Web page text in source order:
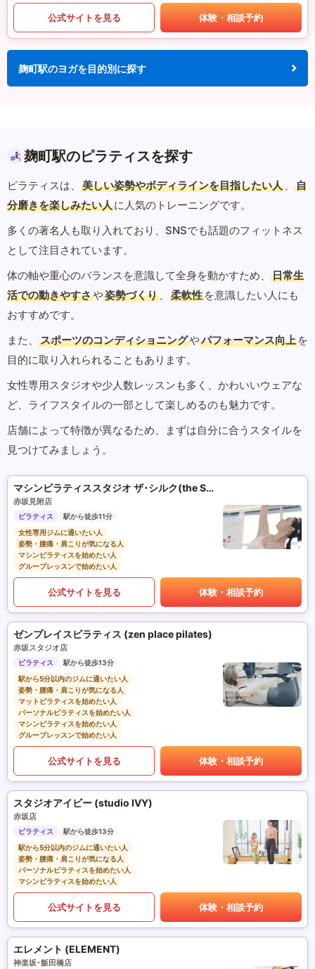
公式サイトを見る 体験・相談予約
麹町駅のヨガを目的別に探す
麹町駅のピラティスを探す
ピラティスは、 美しい姿勢やボディラインを目指したい人 、
自
分磨きを楽しみたい人に人気のトレーニングです。
多くの著名人も取り入れており、SNSでも話題のフィットネス
として注目されています。
体の軸や重心のバランスを意識して全身を動かすため、
日常生
活での動きやすさや姿勢づくり 、 柔軟性 を意識したい人にも
おすすめです。
また、
スポーツのコンディショニングやパフォーマンス向上 を
目的に取り入れられることもあります。
女性専用スタジオや少人数レッスンも多く、かわいいウェアな
ど、ライフスタイルの一部として楽しめるのも魅力です。
店舗によって特徴が異なるため、まずは自分に合うスタイルを
見つけてみましょう。
マシンピラティススタジオ ザ･シルク(the SILK)
赤坂見附店
ピラティス
駅から徒歩11分
女性専用ジムに通いたい人
姿勢・腰痛・肩こりが気になる人
マシンピラティスを始めたい人
グループレッスンで始めたい人
公式サイトを見る 体験・相談予約
ゼンプレイスピラティス (zen place pilates)
赤坂スタジオ店
ピラティス
駅から徒歩13分
駅から5分以内のジムに通いたい人
姿勢・腰痛・肩こりが気になる人
マットピラティスを始めたい人
パーソナルピラティスを始めたい人
マシンピラティスを始めたい人
グループレッスンで始めたい人
公式サイトを見る 体験・相談予約
スタジオアイビー (studio IVY)
赤坂店
ピラティス
駅から徒歩13分
駅から5分以内のジムに通いたい人
姿勢・腰痛・肩こりが気になる人
パーソナルピラティスを始めたい人
マシンピラティスを始めたい人
公式サイトを見る 体験・相談予約
エレメント (ELEMENT)
神楽坂･飯田橋店